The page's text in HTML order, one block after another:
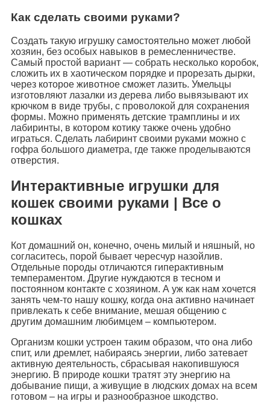
Как сделать своими руками?
Создать такую игрушку самостоятельно может любой
хозяин, без особых навыков в ремесленничестве.
Самый простой вариант — собрать несколько коробок,
сложить их в хаотическом порядке и прорезать дырки,
через которое животное сможет лазить. Умельцы
изготовляют лазалки из дерева либо вывязывают их
крючком в виде трубы, с проволокой для сохранения
формы. Можно применять детские трамплины и их
лабиринты, в котором котику также очень удобно
играться. Сделать лабиринт своими руками можно с
гофра большого диаметра, где также проделываются
отверстия.
Интерактивные игрушки для
кошек своими руками | Все о
кошках
Кот домашний он, конечно, очень милый и няшный, но
согласитесь, порой бывает чересчур назойлив.
Отдельные породы отличаются гиперактивным
темпераментом. Другие нуждаются в тесном и
постоянном контакте с хозяином. А уж как нам хочется
занять чем-то нашу кошку, когда она активно начинает
привлекать к себе внимание, мешая общению с
другим домашним любимцем – компьютером.
Организм кошки устроен таким образом, что она либо
спит, или дремлет, набираясь энергии, либо затевает
активную деятельность, сбрасывая накопившуюся
энергию. В природе кошки тратят эту энергию на
добывание пищи, а живущие в людских домах на всем
готовом – на игры и разнообразное шкодство.